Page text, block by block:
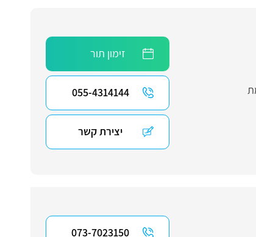
זימון תור
055-4314144
יצירת קשר
073-7023150